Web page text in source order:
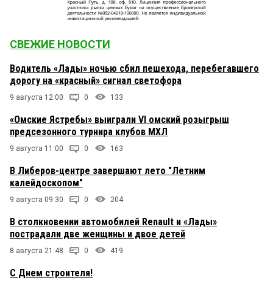
СВЕЖИЕ НОВОСТИ
Водитель «Лады» ночью сбил пешехода, перебегавшего
дорогу на «красный» сигнал светофора
9 августа 12:00 0 133
«Омские Ястребы» выиграли VI омский розыгрыш
предсезонного турнира клубов МХЛ
9 августа 11:00 0 163
В Либеров-центре завершают лето "Летним
калейдоскопом"
9 августа 09:30 0 204
В столкновении автомобилей Renault и «Лады»
пострадали две женщины и двое детей
8 августа 21:48 0 419
С Днем строителя!